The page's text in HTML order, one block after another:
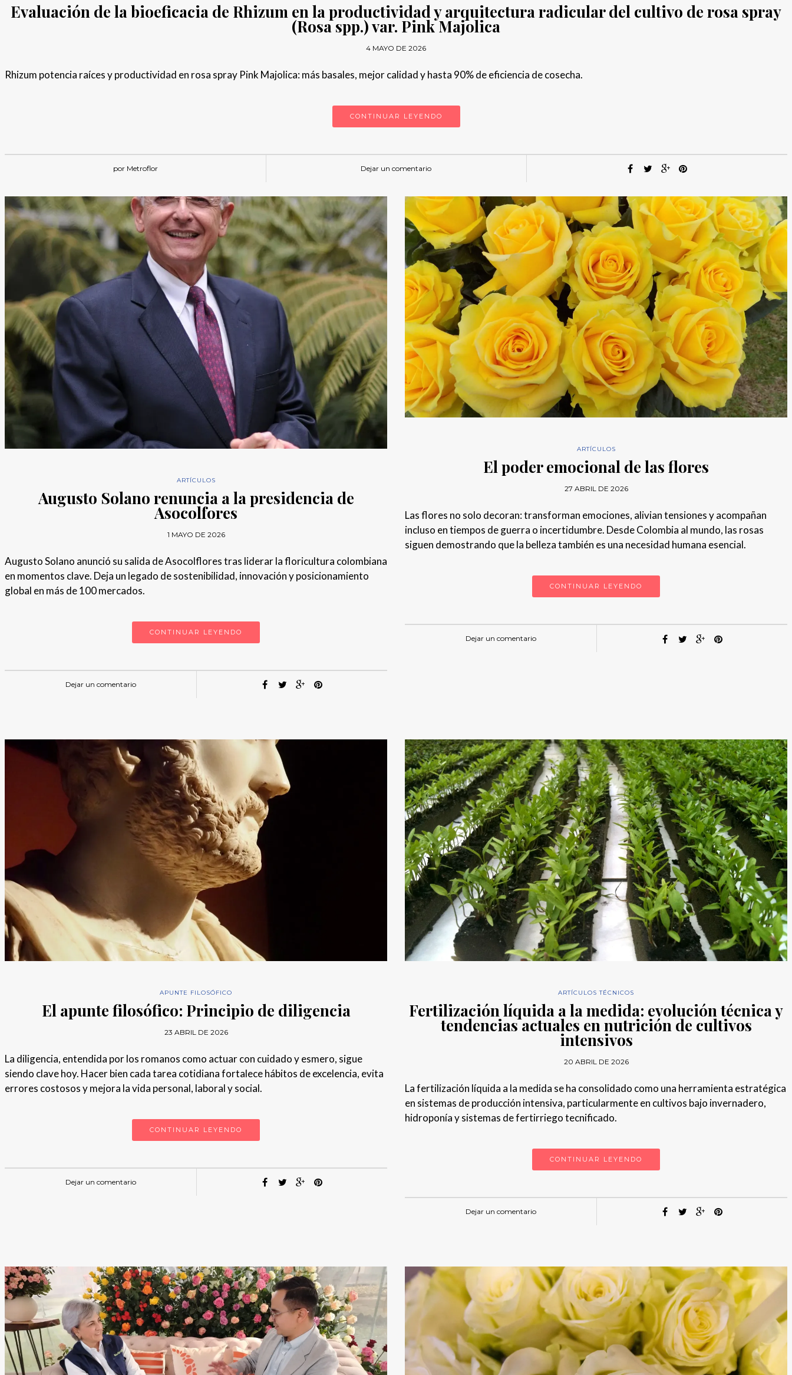
Evaluación de la bioeficacia de Rhizum en la productividad y arquitectura radicular del cultivo de rosa spray
(Rosa spp.) var. Pink Majolica
4 MAYO DE 2026
Rhizum potencia raíces y productividad en rosa spray Pink Majolica: más basales, mejor calidad y hasta 90% de eficiencia de cosecha.
CONTINUAR LEYENDO
por Metroflor Dejar un comentario
ARTÍCULOS
Augusto Solano renuncia a la presidencia de
Asocolfores
1 MAYO DE 2026
Augusto Solano anunció su salida de Asocolflores tras liderar la floricultura colombiana
en momentos clave. Deja un legado de sostenibilidad, innovación y posicionamiento
global en más de 100 mercados.
CONTINUAR LEYENDO
Dejar un comentario
ARTÍCULOS
El poder emocional de las flores
27 ABRIL DE 2026
Las flores no solo decoran: transforman emociones, alivian tensiones y acompañan
incluso en tiempos de guerra o incertidumbre. Desde Colombia al mundo, las rosas
siguen demostrando que la belleza también es una necesidad humana esencial.
CONTINUAR LEYENDO
Dejar un comentario
APUNTE FILOSÓFICO
El apunte filosófico: Principio de diligencia
23 ABRIL DE 2026
La diligencia, entendida por los romanos como actuar con cuidado y esmero, sigue
siendo clave hoy. Hacer bien cada tarea cotidiana fortalece hábitos de excelencia, evita
errores costosos y mejora la vida personal, laboral y social.
CONTINUAR LEYENDO
Dejar un comentario
ARTÍCULOS TÉCNICOS
Fertilización líquida a la medida: evolución técnica y
tendencias actuales en nutrición de cultivos
intensivos
20 ABRIL DE 2026
La fertilización líquida a la medida se ha consolidado como una herramienta estratégica
en sistemas de producción intensiva, particularmente en cultivos bajo invernadero,
hidroponía y sistemas de fertirriego tecnificado.
CONTINUAR LEYENDO
Dejar un comentario